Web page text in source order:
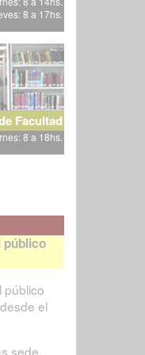
8 a 17hs.
Facultad
8 a 18hs.
público
público
el
sede